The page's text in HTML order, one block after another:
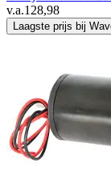
v.a.128,98
Laagste prijs bij